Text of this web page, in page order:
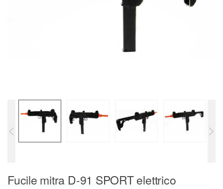
Fucile mitra D-91 SPORT elettrico